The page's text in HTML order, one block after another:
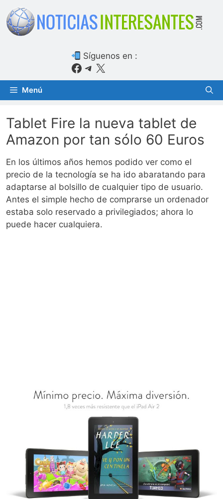
Saltar
contenido
Síguenos en :
Facebook
Telegram
X
Menú
Tablet Fire la nueva tablet de
Amazon por tan sólo 60 Euros
En los últimos años hemos podido ver como el
precio de la tecnología se ha ido abaratando para
adaptarse al bolsillo de cualquier tipo de usuario.
Antes el simple hecho de comprarse un ordenador
estaba solo reservado a privilegiados; ahora lo
puede hacer cualquiera.